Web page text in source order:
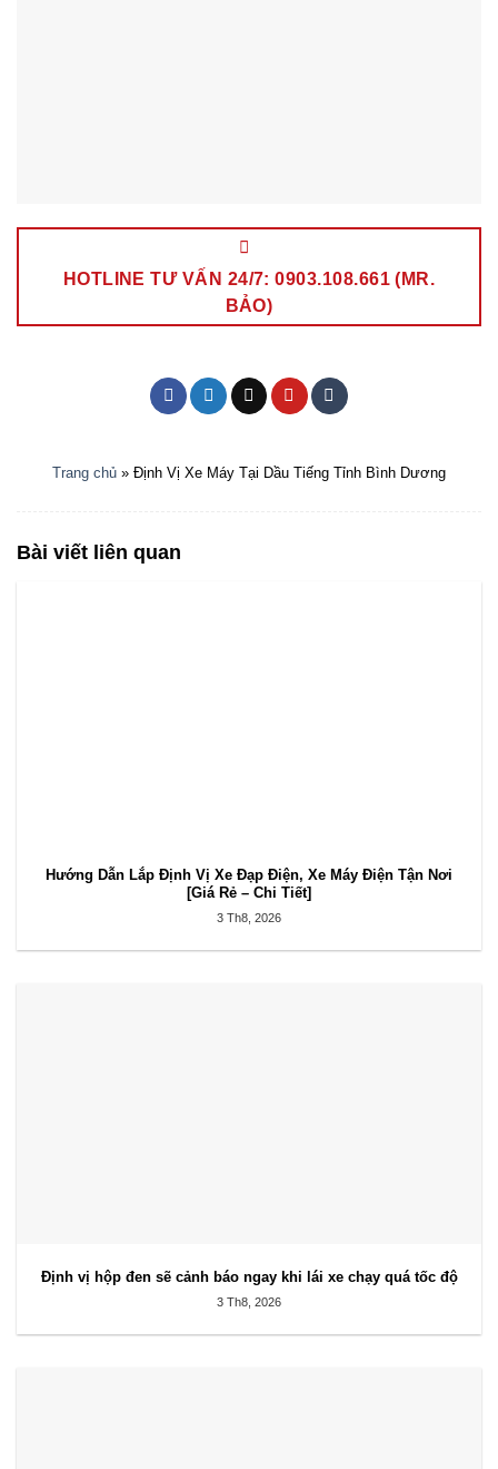
HOTLINE TƯ VẤN 24/7: 0903.108.661 (MR.
BẢO)
Trang chủ » Định Vị Xe Máy Tại Dầu Tiếng Tỉnh Bình Dương
Bài viết liên quan
Hướng Dẫn Lắp Định Vị Xe Đạp Điện, Xe Máy Điện Tận Nơi
[Giá Rẻ – Chi Tiết]
3 Th8, 2026
Định vị hộp đen sẽ cảnh báo ngay khi lái xe chạy quá tốc độ
3 Th8, 2026